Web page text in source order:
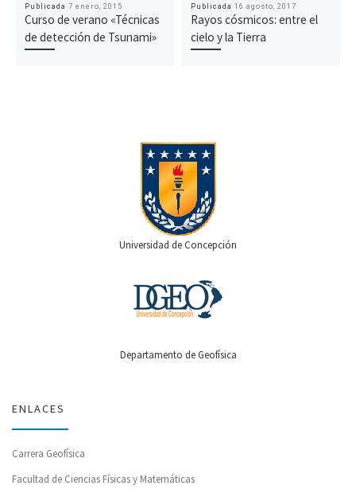
Publicada 7 enero, 2015
Curso de verano «Técnicas
de detección de Tsunami»
Publicada 16 agosto, 2017
Rayos cósmicos: entre el
cielo y la Tierra
Universidad de Concepción
Departamento de Geofísica
ENLACES
Carrera Geofísica
Facultad de Ciencias Físicas y Matemáticas